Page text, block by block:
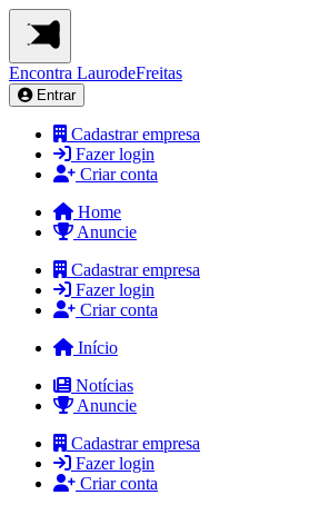
Encontra LaurodeFreitas
Entrar
Cadastrar empresa
Fazer login
Criar conta
Home
Anuncie
Cadastrar empresa
Fazer login
Criar conta
Início
Notícias
Anuncie
Cadastrar empresa
Fazer login
Criar conta